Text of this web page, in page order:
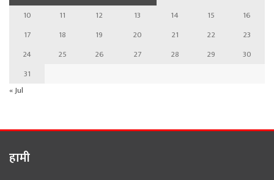
10
11 12 13 14 15
16
17
18 19 20 21 22
23
24
25 26 27 28 29
30
31
« Jul
हामी